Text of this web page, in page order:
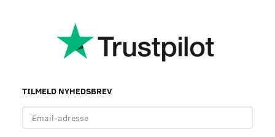
TILMELD NYHEDSBREV
Email-
adresse